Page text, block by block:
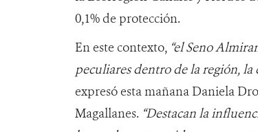
0,1% de protección.
En este contexto, “el Seno
peculiares dentro de la región, la
expresó esta mañana Daniela
Magallanes. “Destacan la